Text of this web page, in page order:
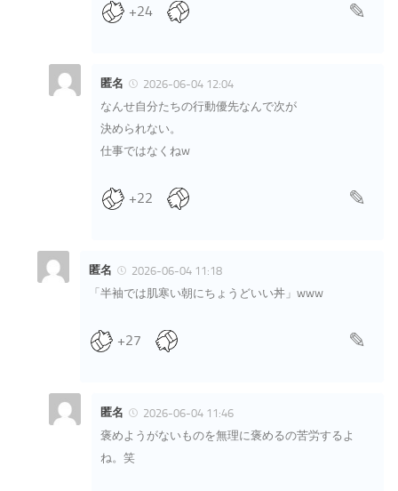
+24
匿名
2026-06-04 12:04
なんせ自分たちの行動優先なんで次が
決められない。
仕事ではなくねw
+22
匿名
2026-06-04 11:18
「半袖では肌寒い朝にちょうどいい丼」www
+27
匿名
2026-06-04 11:46
褒めようがないものを無理に褒めるの苦労するよ
ね。笑